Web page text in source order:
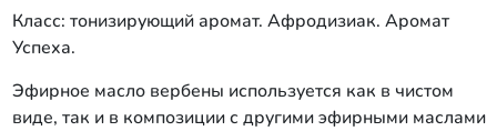
Класс: тонизирующий аромат. Афродизиак. Аромат
Успеха.
Эфирное масло вербены используется как в чистом
виде, так и в композиции с другими эфирными маслами